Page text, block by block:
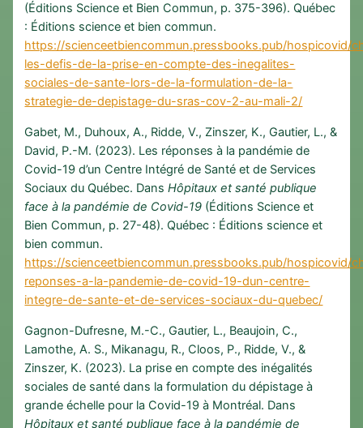
(Éditions Science et Bien Commun, p. 375-396). Québec
: Éditions science et bien commun.
https://scienceetbiencommun.pressbooks.pub/hospicovid/
les-defis-de-la-prise-en-compte-des-inegalites-
sociales-de-sante-lors-de-la-formulation-de-la-
strategie-de-depistage-du-sras-cov-2-au-mali-2/
Gabet, M., Duhoux, A., Ridde, V., Zinszer, K., Gautier, L., &
David, P.-M. (2023). Les réponses à la pandémie de
Covid-19 d’un Centre Intégré de Santé et de Services
Sociaux du Québec. DansHôpitaux et santé publique
face à la pandémie de Covid-19 (Éditions Science et
Bien Commun, p. 27-48). Québec : Éditions science et
bien commun.
https://scienceetbiencommun.pressbooks.pub/hospicovid/
reponses-a-la-pandemie-de-covid-19-dun-centre-
integre-de-sante-et-de-services-sociaux-du-quebec/
Gagnon-Dufresne, M.-C., Gautier, L., Beaujoin, C.,
Lamothe, A. S., Mikanagu, R., Cloos, P., Ridde, V., &
Zinszer, K. (2023). La prise en compte des inégalités
sociales de santé dans la formulation du dépistage à
grande échelle pour la Covid-19 à Montréal. Dans
Hôpitaux et santé publique face à la pandémie de